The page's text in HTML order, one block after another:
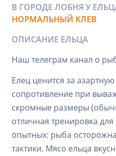
В ГОРОДЕ ЛОБНЯ У
НОРМАЛЬНЫЙ КЛЕВ
ОПИСАНИЕ ЕЛЬЦА
Наш телеграм канал о
Елец ценится за
сопротивление при
скромные размеры
отличная тренировка
опытных: рыба
тактики. Мясо ельца